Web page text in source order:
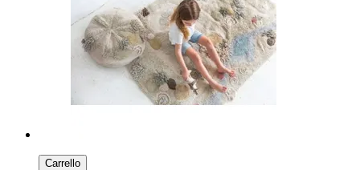
Carrello